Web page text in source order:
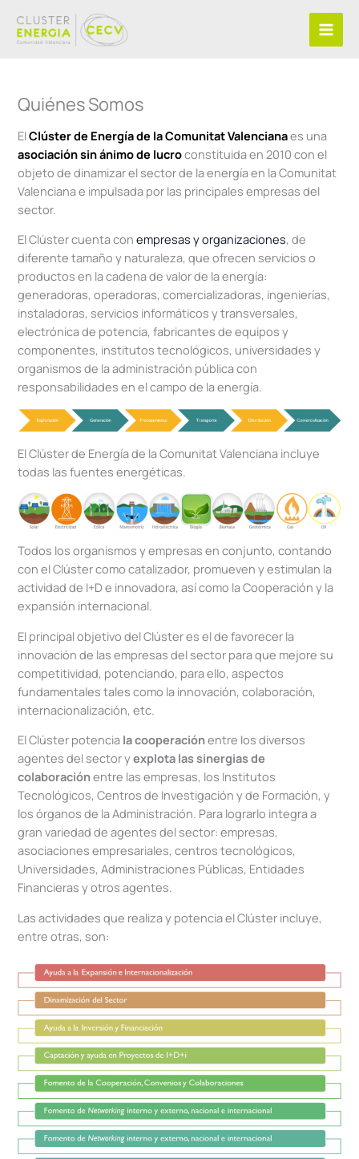
contenido
Quiénes Somos
ElClúster de Energía de la Comunitat Valencianaes una
asociación sin ánimo de lucroconstituida en 2010 con el
objeto de dinamizar el sector de la energía en la Comunitat
Valenciana e impulsada por las principales empresas del
sector.
El Clúster cuenta conempresas y organizaciones, de
diferente tamaño y naturaleza, que ofrecen servicios o
productos en la cadena de valor de la energía:
generadoras, operadoras, comercializadoras, ingenierías,
instaladoras, servicios informáticos y transversales,
electrónica de potencia, fabricantes de equipos y
componentes, institutos tecnológicos, universidades y
organismos de la administración pública con
responsabilidades en el campo de la energía.
El Clúster de Energía de la Comunitat Valenciana incluye
todas las fuentes energéticas.
Todos los organismos y empresas en conjunto, contando
con el Clúster como catalizador, promueven y estimulan la
actividad de I+D e innovadora, así como la Cooperación y la
expansión internacional.
El principal objetivo del Clúster es el de favorecer la
innovación de las empresas del sector para que mejore su
competitividad, potenciando, para ello, aspectos
fundamentales tales como la innovación, colaboración,
internacionalización, etc.
El Clúster potencia la cooperaciónentre los diversos
agentes del sector yexplota las sinergias de
colaboraciónentre las empresas, los Institutos
Tecnológicos, Centros de Investigación y de Formación, y
los órganos de la Administración. Para lograrlo integra a
gran variedad de agentes del sector: empresas,
asociaciones empresariales, centros tecnológicos,
Universidades, Administraciones Públicas, Entidades
Financieras y otros agentes.
Las actividades que realiza y potencia el Clúster incluye,
entre otras, son: